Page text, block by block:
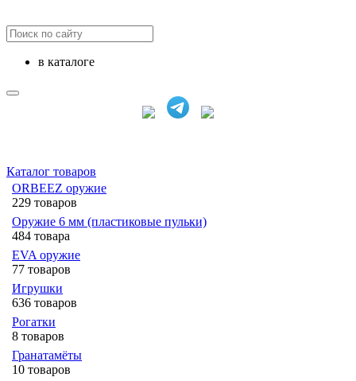
в каталоге
Каталог товаров
ORBEEZ оружие
229 товаров
Оружие 6 мм (пластиковые пульки)
484 товара
EVA оружие
77 товаров
Игрушки
636 товаров
Рогатки
8 товаров
Гранатамёты
10 товаров